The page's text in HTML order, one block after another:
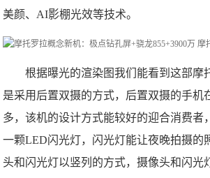
美颜、AI影棚光效等技术。
根据曝光的渲染图我们能看到这部摩
是采用后置双摄的方式，后置双摄的手机
多，该机的设计方式能较好的迎合消费者
一颗LED闪光灯，闪光灯能让夜晚拍摄的
头和闪光灯以竖列的方式，摄像头和闪光